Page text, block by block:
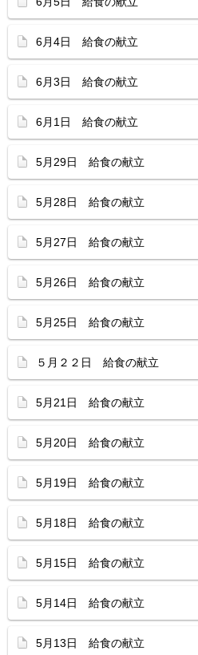
6月4日 給食の献立
6月3日 給食の献立
6月1日 給食の献立
5月29日 給食の献立
5月28日 給食の献立
5月27日 給食の献立
5月26日 給食の献立
5月25日 給食の献立
５月２２日 給食の献立
5月21日 給食の献立
5月20日 給食の献立
5月19日 給食の献立
5月18日 給食の献立
5月15日 給食の献立
5月14日 給食の献立
5月13日 給食の献立